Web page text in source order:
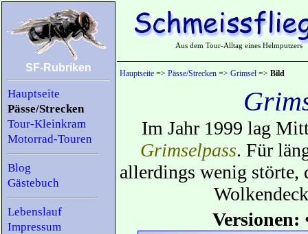
SF-Rubriken
Hauptseite
Pässe/Strecken
Tour-Kleinkram
Motorrad-Touren
Blog
Gästebuch
Lebenslauf
Impressum
Aus dem Tour-Alltag eines Helmputzers
Hauptseite => Pässe/Strecken => Grimsel => Bild
Im Jahr 1999 lag
Grimselpass. Für
allerdings wenig störte,
Versionen: